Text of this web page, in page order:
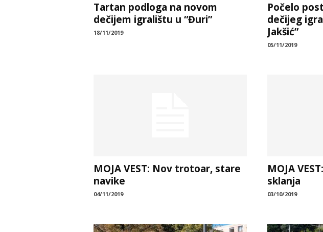
Tartan podloga na novom
dečijem igralištu u “Đuri”
18/11/2019
Počelo
dečijeg
Jakšić”
05/11/2019
MOJA VEST: Nov trotoar, stare
navike
04/11/2019
MOJA
sklanja
03/10/2019